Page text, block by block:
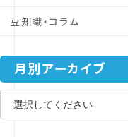
豆知識・コラム
月別アーカイブ